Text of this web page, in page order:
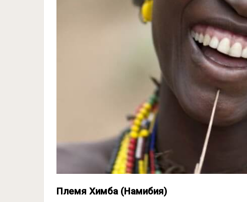
Племя Химба (Намибия)